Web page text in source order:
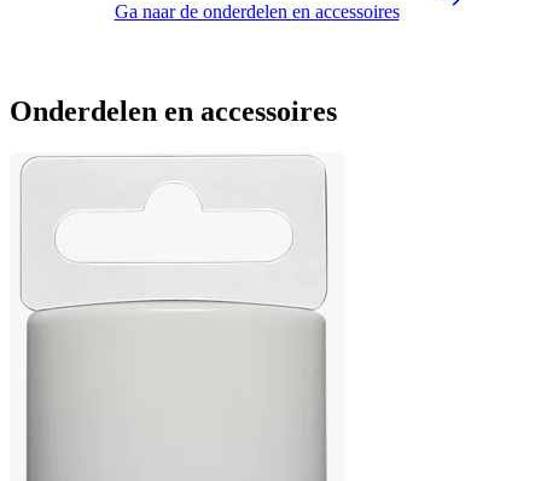
Ga naar de onderdelen en accessoires
Onderdelen en accessoires